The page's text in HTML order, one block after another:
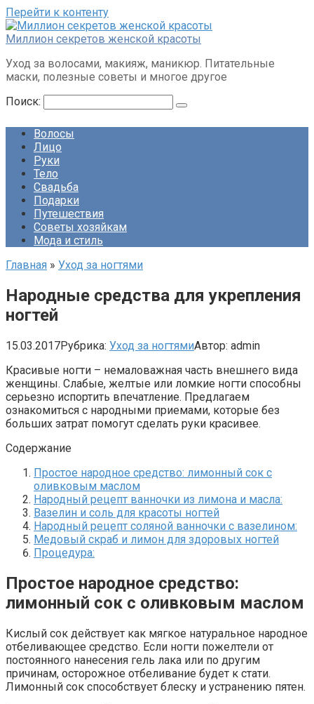
Перейти к контенту
Миллион секретов женской красоты
Уход за волосами, макияж, маникюр. Питательные
маски, полезные советы и многое другое
Поиск:
Волосы
Лицо
Руки
Тело
Свадьба
Подарки
Путешествия
Советы хозяйкам
Мода и стиль
Главная » Уход за ногтями
Народные средства для укрепления
ногтей
15.03.2017Рубрика: Уход за ногтямиАвтор: admin
Красивые ногти – немаловажная часть внешнего вида
женщины. Слабые, желтые или ломкие ногти способны
серьезно испортить впечатление. Предлагаем
ознакомиться с народными приемами, которые без
больших затрат помогут сделать руки красивее.
Содержание
Простое народное средство: лимонный сок с
оливковым маслом
Народный рецепт ванночки из лимона и масла:
Вазелин и соль для красоты ногтей
Народный рецепт соляной ванночки с вазелином:
Медовый скраб и лимон для здоровых ногтей
Процедура:
Простое народное средство:
лимонный сок с оливковым маслом
Кислый сок действует как мягкое натуральное народное
отбеливающее средство. Если ногти пожелтели от
постоянного нанесения гель лака или по другим
причинам, осторожное отбеливание будет к стати.
Лимонный сок способствует блеску и устранению пятен.